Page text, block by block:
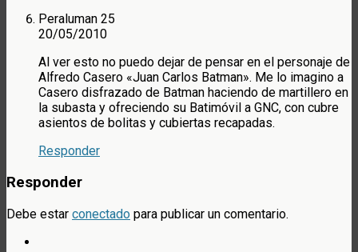
Peraluman 25
20/05/2010
Al ver esto no puedo dejar de pensar en el personaje de
Alfredo Casero «Juan Carlos Batman». Me lo imagino a
Casero disfrazado de Batman haciendo de martillero en
la subasta y ofreciendo su Batimóvil a GNC, con cubre
asientos de bolitas y cubiertas recapadas.
Responder
Responder
Debe estar conectado para publicar un comentario.